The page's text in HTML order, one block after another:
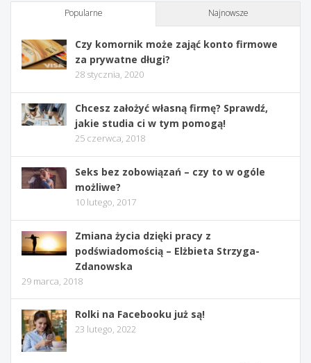
Popularne Najnowsze
Czy komornik może zająć konto firmowe
za prywatne długi?
28 stycznia, 2020
Chcesz założyć własną firmę? Sprawdź,
jakie studia ci w tym pomogą!
25 czerwca, 2018
Seks bez zobowiązań – czy to w ogóle
możliwe?
10 lutego, 2017
Zmiana życia dzięki pracy z
podświadomością – Elżbieta Strzyga-
Zdanowska
29 marca, 2018
Rolki na Facebooku już są!
23 lutego, 2022